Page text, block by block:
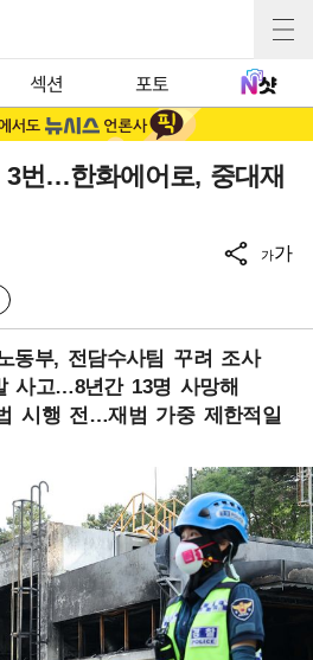
섹션 포토
번…한화에어로, 중대재
가가
동부, 전담수사팀 꾸려 조사
사고…8년간 13명 사망해
시행 전…재범 가중 제한적일